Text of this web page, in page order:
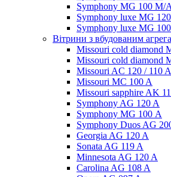
Symphony MG 100 M/А
Symphony luxe MG
Symphony luxe MG
Вітрини з вбудованим
Missouri cold diamond
Missouri cold diamond
Missouri AC 120 / 110 A
Missouri MC 100 A
Missouri sapphire AK
Symphony AG 120 A
Symphony MG 100 А
Symphony Duos AG
Georgia AG 120 A
Sonata AG 119 A
Minnesota AG 120 A
Carolina AG 108 A